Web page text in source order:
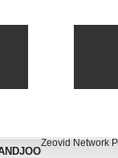
Zeovid Network